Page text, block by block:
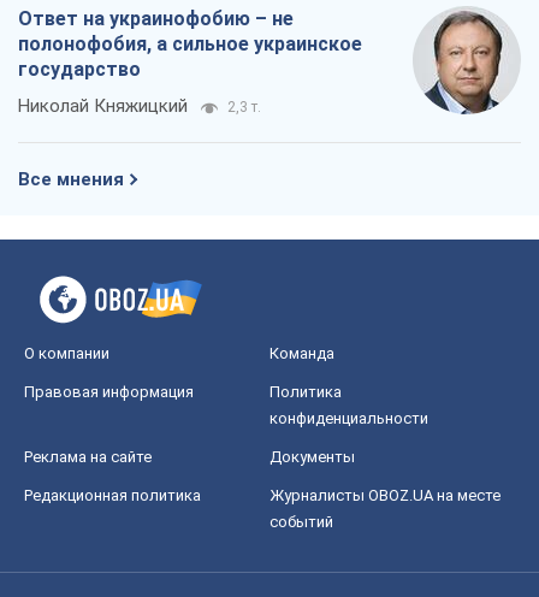
Ответ на украинофобию – не
полонофобия, а сильное украинское
государство
Николай Княжицкий 2,3 т.
Все мнения
О компании Команда
Правовая информация
Политика
конфиденциальности
Реклама на сайте Документы
Редакционная политика
Журналисты OBOZ.UA на месте
событий